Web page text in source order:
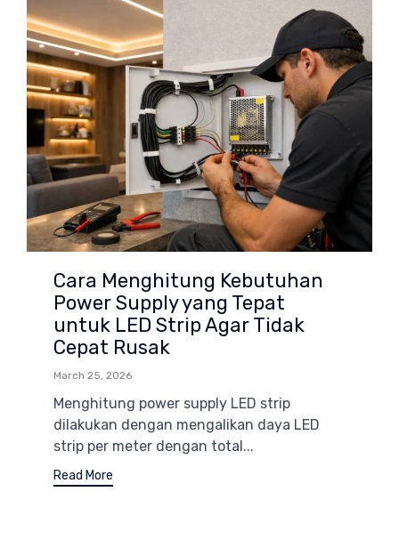
Cara Menghitung Kebutuhan
Power Supply yang Tepat
untuk LED Strip Agar Tidak
Cepat Rusak
March 25, 2026
Menghitung power supply LED strip
dilakukan dengan mengalikan daya LED
strip per meter dengan total...
Read More